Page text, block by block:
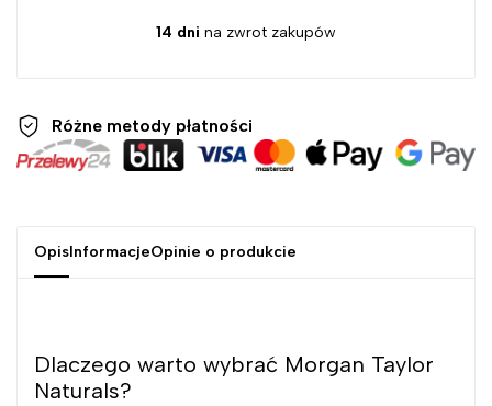
14 dni na zwrot zakupów
Różne metody płatności
OpisInformacjeOpinie o produkcie
Dlaczego warto wybrać Morgan Taylor
Naturals?